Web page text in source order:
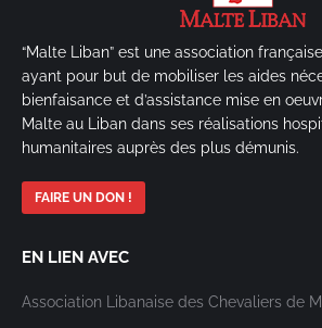
“Malte Liban” est une association
ayant pour but de mobiliser les aides
bienfaisance et d’assistance mise en
Malte au Liban dans ses réalisations
humanitaires auprès des plus démunis.
FAIRE UN DON !
EN LIEN AVEC
Association Libanaise des Chevaliers de